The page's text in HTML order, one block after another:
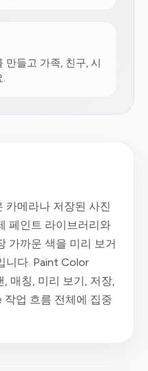
만들고 가족, 친구, 시
.
카메라나 저장된 사진
페인트 라이브러리와
가까운 색을 미리 보거
니다. Paint Color
매칭, 미리 보기, 저장,
업 흐름 전체에 집중